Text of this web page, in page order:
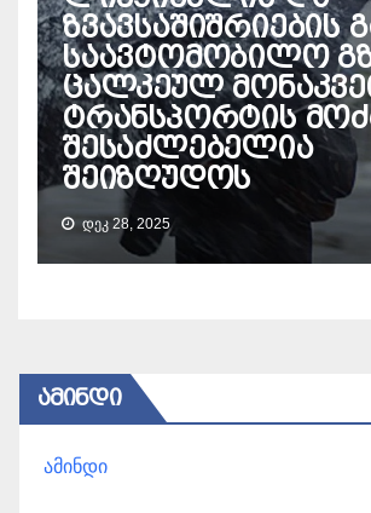
ზვავსაშიშრიების
საავტომობილო
ცალკეულ
ტრანსპორტის
შესაძლებელია
შეიზღუდოს
ᲓᲔᲙ 28, 2025
ᲐᲛᲘᲜᲓᲘ
ამინდი